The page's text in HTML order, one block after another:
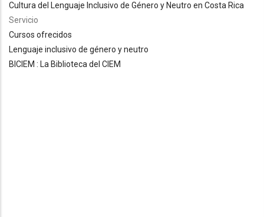
Cultura del Lenguaje Inclusivo de Género y Neutro en Costa Rica
Servicio
Cursos ofrecidos
Lenguaje inclusivo de género y neutro
BICIEM : La Biblioteca del CIEM